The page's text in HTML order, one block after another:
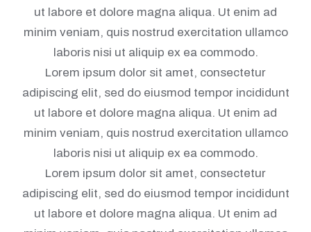
ut labore et dolore magna aliqua. Ut enim ad
minim veniam, quis nostrud exercitation ullamco
laboris nisi ut aliquip ex ea commodo.
Lorem ipsum dolor sit amet, consectetur
adipiscing elit, sed do eiusmod tempor incididunt
ut labore et dolore magna aliqua. Ut enim ad
minim veniam, quis nostrud exercitation ullamco
laboris nisi ut aliquip ex ea commodo.
Lorem ipsum dolor sit amet, consectetur
adipiscing elit, sed do eiusmod tempor incididunt
ut labore et dolore magna aliqua. Ut enim ad